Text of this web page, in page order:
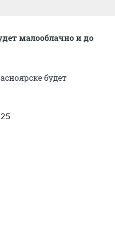
малооблачно и до
будет